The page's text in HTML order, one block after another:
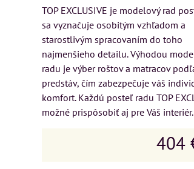
TOP EXCLUSIVE je modelový rad
sa vyznačuje osobitým vzhľadom a
starostlivým spracovaním do toho
najmenšieho detailu. Výhodou
radu je výber roštov a matracov
predstáv, čím zabezpečuje váš
komfort. Každú posteľ radu TOP
možné prispôsobiť aj pre Váš interiér.
404